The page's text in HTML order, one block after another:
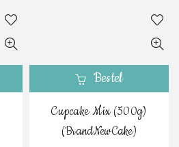
Bestel
Cupcake Mix (500g)
(BrandNewCake)